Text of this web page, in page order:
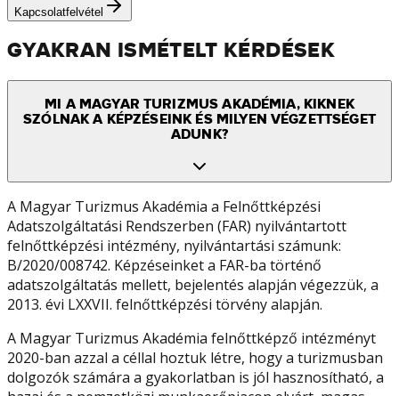
Kapcsolatfelvétel
GYAKRAN ISMÉTELT KÉRDÉSEK
MI A MAGYAR TURIZMUS AKADÉMIA, KIKNEK
SZÓLNAK A KÉPZÉSEINK ÉS MILYEN VÉGZETTSÉGET
ADUNK?
A Magyar Turizmus Akadémia a Felnőttképzési
Adatszolgáltatási Rendszerben (FAR) nyilvántartott
felnőttképzési intézmény, nyilvántartási számunk:
B/2020/008742. Képzéseinket a FAR-ba történő
adatszolgáltatás mellett, bejelentés alapján végezzük, a
2013. évi LXXVII. felnőttképzési törvény alapján.
A Magyar Turizmus Akadémia felnőttképző intézményt
2020-ban azzal a céllal hoztuk létre, hogy a turizmusban
dolgozók számára a gyakorlatban is jól hasznosítható, a